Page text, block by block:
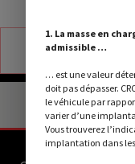
1. La masse en
admissible …
… est une valeur
doit pas dépasser.
le véhicule par
varier d’une
Vous trouverez
implantation dans